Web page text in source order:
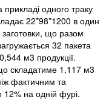
одного траку
22*98*1200 в один
що разом
32 пакета
м3 продукції.
складатиме 1,117 м3
фактичним та
на одній фурі.